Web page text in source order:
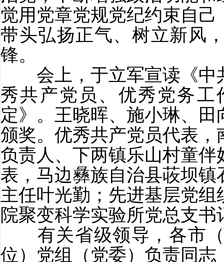
觉用党章党规党纪约束自
带头弘扬正气、树立新风
锋。
会上，于立军宣读《中
秀共产党员、优秀党务
定》。王晓晖、施小琳、
颁奖。优秀共产党员代表
负责人、下两镇乐山村童
表，马边彝族自治县荍坝
主任叶光勤；先进基层党
院聚变科学实验所党总支
有关省级领导，各市（
位）党组（党委）负责同